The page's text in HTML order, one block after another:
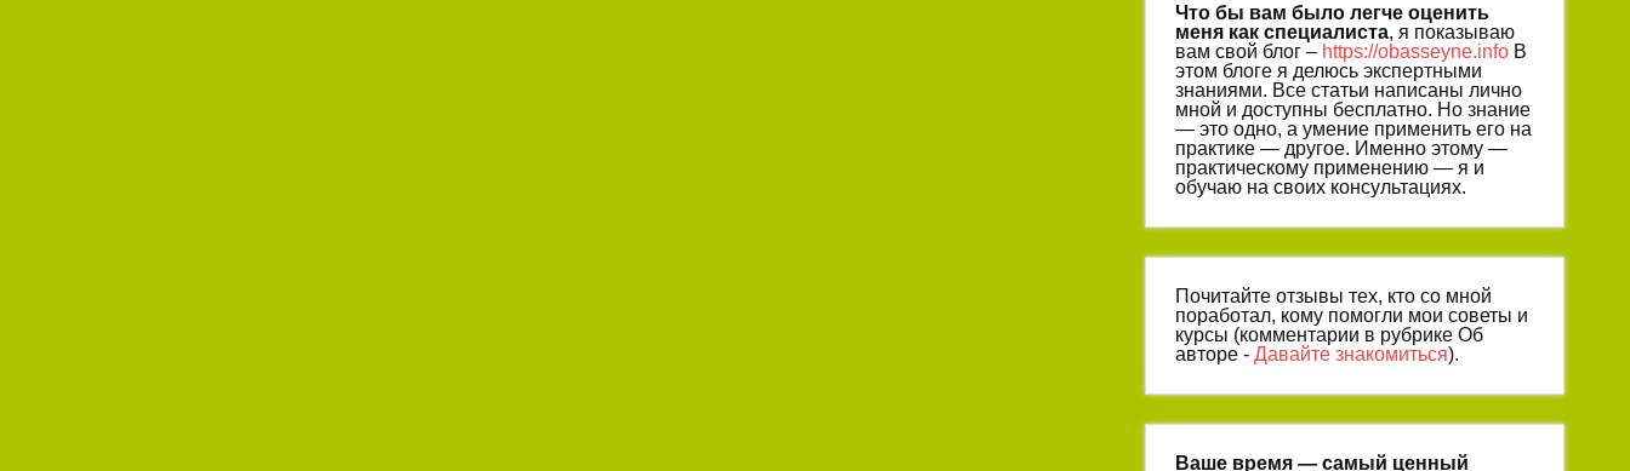
Что бы вам было легче оценить
меня как специалиста, я показываю
вам свой блог – https://obasseyne.info В
этом блоге я делюсь экспертными
знаниями. Все статьи написаны лично
мной и доступны бесплатно. Но знание
— это одно, а умение применить его на
практике — другое. Именно этому —
практическому применению — я и
обучаю на своих консультациях.
Почитайте отзывы тех, кто со мной
поработал, кому помогли мои советы и
курсы (комментарии в рубрике Об
авторе -Давайте знакомиться).
Ваше время — самый ценный